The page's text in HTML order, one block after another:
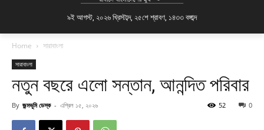
৯ই আগস্ট, ২০২৬ খ্রিস্টাব্দ, ২৫শে শ্রাবণ, ১৪৩৩ বঙ্গাব্দ
Home সারাবাংলা
সারাবাংলা
নতুন বছরে এলো সন্তান, আনন্দিত পরিবার
By জন্মভূমি ডেস্ক - এপ্রিল ১৫, ২০২৬ 0
52